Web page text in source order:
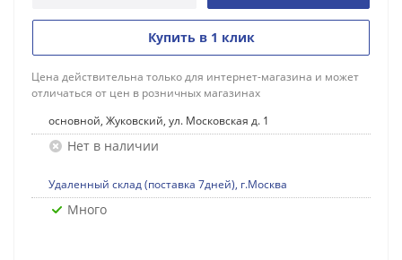
Купить в 1 клик
Цена действительна только для интернет-магазина и может
отличаться от цен в розничных магазинах
основной, Жуковский, ул. Московская д. 1
Нет в наличии
Удаленный склад (поставка 7дней), г.Москва
Много